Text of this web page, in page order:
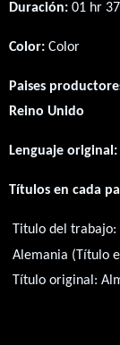
Duración: 01 hr
Color: Color
Paises
Reino Unido
Lenguaje original:
Títulos en cada
Titulo del trabajo:
Alemania (Título
Título original: